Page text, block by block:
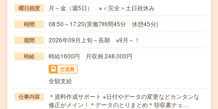
曜日頻度 月～金（週5日） ※＜完全＞土日祝休み
時間 08:50～17:20(実働7時間45分 休憩45分)
期間 2026年09月上旬～長期 ※9月～！
時給 時給1600円 月収例 248,000円
交通費
全額支給
仕事内容
＊資料作成サポート ※日付やデータの変更などカンタンな
修正がメイン！＊データのとりまとめ＊領収書チェ…